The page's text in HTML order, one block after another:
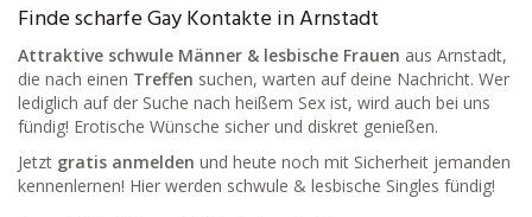
Finde scharfe Gay Kontakte in Arnstadt
Attraktive schwule Männer & lesbische Frauen aus Arnstadt,
die nach einen Treffen suchen, warten auf deine Nachricht. Wer
lediglich auf der Suche nach heißem Sex ist, wird auch bei uns
fündig! Erotische Wünsche sicher und diskret genießen.
Jetzt gratis anmelden und heute noch mit Sicherheit jemanden
kennenlernen! Hier werden schwule & lesbische Singles fündig!